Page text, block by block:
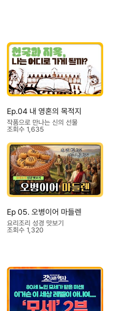
Ep.04 내 영혼의 목적지
작품으로 만나는 신의 선물
조회수 1,635
Ep 05. 오병이어 마들렌
요리조리 성경 맛보기
조회수 1,320